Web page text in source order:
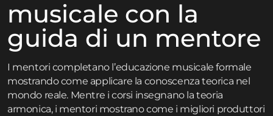
musicale con la
guida di un mentore
I mentori completano l’educazione musicale formale
mostrando come applicare la conoscenza teorica nel
mondo reale. Mentre i corsi insegnano la teoria
armonica, i mentori mostrano come i migliori produttori